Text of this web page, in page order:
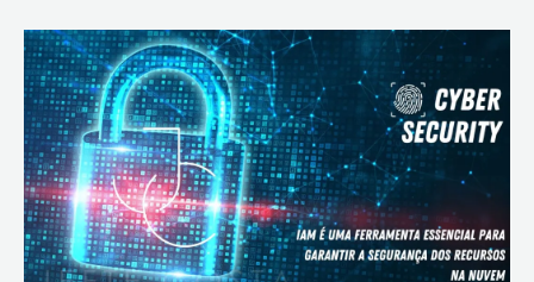
Desenvolvimento,
Segurança
e
Operações